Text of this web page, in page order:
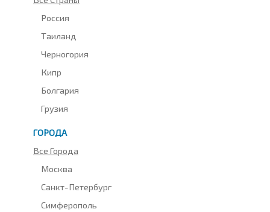
Россия
Таиланд
Черногория
Кипр
Болгария
Грузия
ГОРОДА
Все Города
Москва
Санкт-Петербург
Симферополь